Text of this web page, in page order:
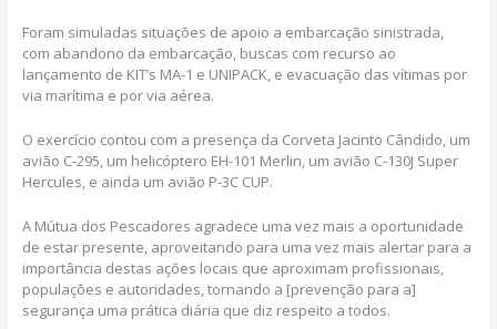
Foram simuladas situações de apoio a embarcação sinistrada,
com abandono da embarcação, buscas com recurso ao
lançamento de KIT’s MA-1 e UNIPACK, e evacuação das vítimas por
via marítima e por via aérea.
O exercício contou com a presença da Corveta Jacinto Cândido, um
avião C-295, um helicóptero EH-101 Merlin, um avião C-130J Super
Hercules, e ainda um avião P-3C CUP.
A Mútua dos Pescadores agradece uma vez mais a oportunidade
de estar presente, aproveitando para uma vez mais alertar para a
importância destas ações locais que aproximam profissionais,
populações e autoridades, tornando a [prevenção para a]
segurança uma prática diária que diz respeito a todos.